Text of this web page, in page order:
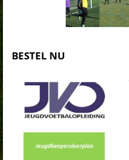
BESTEL NU